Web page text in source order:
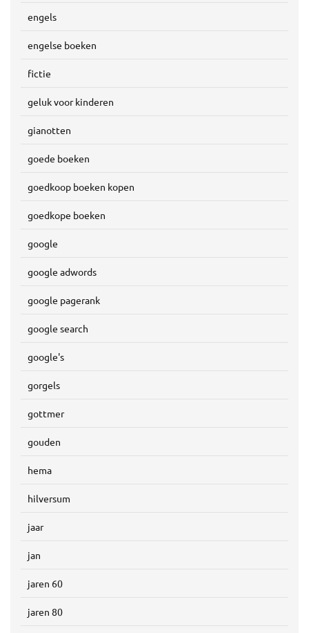
engels
engelse boeken
fictie
geluk voor kinderen
gianotten
goede boeken
goedkoop boeken kopen
goedkope boeken
google
google adwords
google pagerank
google search
google's
gorgels
gottmer
gouden
hema
hilversum
jaar
jan
jaren 60
jaren 80